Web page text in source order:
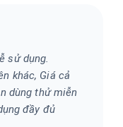
sử dụng.
khác, Giá cả
dùng thử miễn
đầy đủ